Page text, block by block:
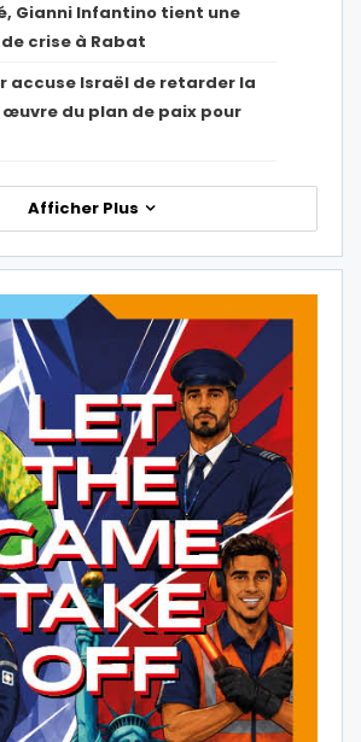
Gianni Infantino tient une
crise à Rabat
accuse Israël de retarder la
œuvre du plan de paix pour
Afficher Plus